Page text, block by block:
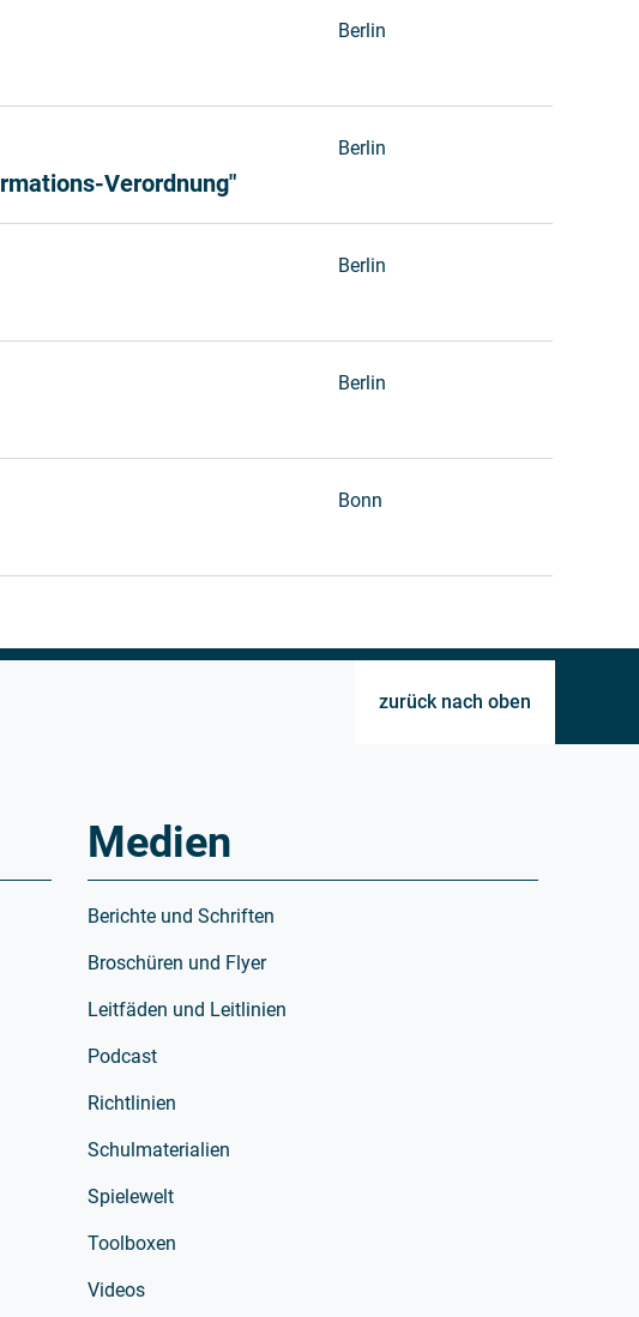
Berlin
Verordnung"
Berlin
Berlin
Berlin
Bonn
zurück nach oben
Medien
Berichte und Schriften
Broschüren und Flyer
Leitfäden und Leitlinien
Podcast
Richtlinien
Schulmaterialien
Spielewelt
Toolboxen
Videos